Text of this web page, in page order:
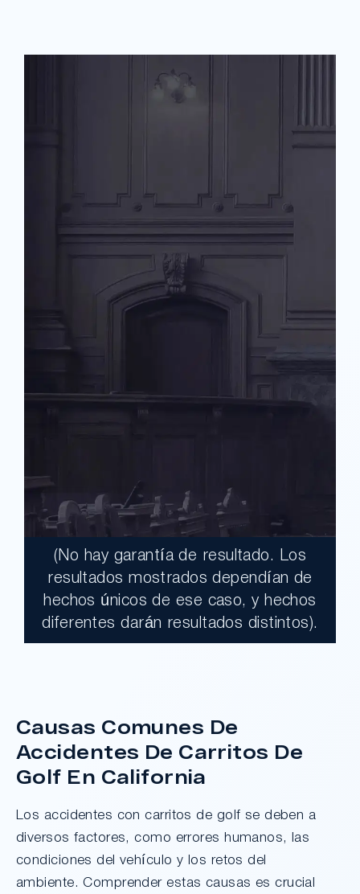
$17,900,000.00
Un jurado declaró al Condado de Los
(No hay garantía de resultado. Los
resultados mostrados dependían de
hechos únicos de ese caso, y hechos
diferentes darán resultados distintos).
Causas Comunes De
Accidentes De Carritos De
Golf En California
Los accidentes con carritos de golf se deben a
diversos factores, como errores humanos, las
condiciones del vehículo y los retos del
ambiente. Comprender estas causas es crucial